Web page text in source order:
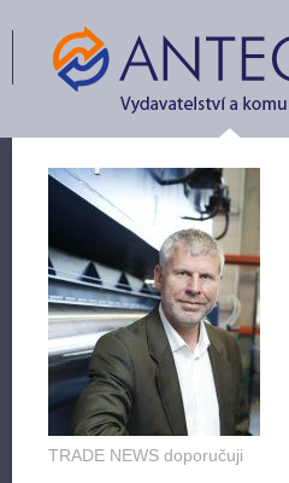
TRADE NEWS doporučuji